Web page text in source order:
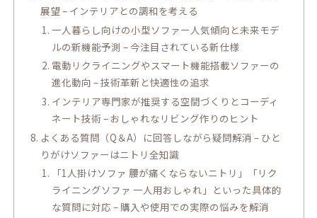
展望 – インテリアとの調和を考える
一人暮らし向けの小型ソファー人気傾向と未来モデ
ルの新機能予測 – 今注目されている新仕様
電動リクライニングやスマート機能搭載ソファーの
進化動向 – 技術革新と快適性の追求
インテリア専門家が推奨する空間づくりとコーディ
ネート技術 – おしゃれなリビング作りのヒント
よくある質問（Q＆A）に回答しながら疑問解消 – ひと
りがけソファーはニトリ全知識
「1人掛けソファ 腰が痛くならないニトリ」「リク
ライニングソファ 一人用おしゃれ」といった具体的
な質問に対応 – 購入や使用での実際の悩みを解消